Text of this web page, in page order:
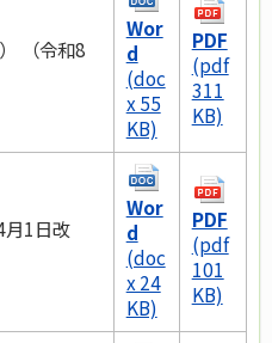
（令和8
Wor
d
(doc
x 55
KB)
PDF
(pdf
311
KB)
月1日改
Wor
d
(doc
x 24
KB)
PDF
(pdf
101
KB)